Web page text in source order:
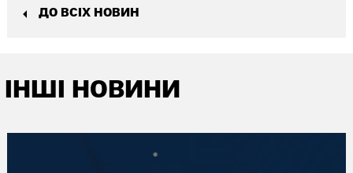
ДО ВСІХ НОВИН
ІНШІ НОВИНИ